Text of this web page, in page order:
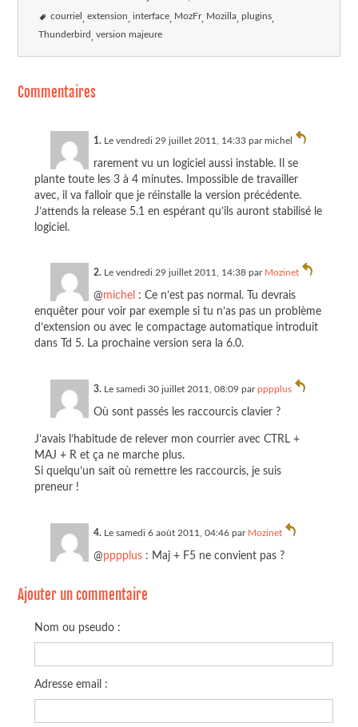
courriel extension interface MozFr Mozilla plugins
Thunderbird version majeure
Commentaires
1.Le vendredi 29 juillet 2011, 14:33 parmichel
rarement vu un logiciel aussi instable. Il se
plante toute les 3 à 4 minutes. Impossible de travailler
avec, il va falloir que je réinstalle la version précédente.
J’attends la release 5.1 en espérant qu’ils auront stabilisé le
logiciel.
2.Le vendredi 29 juillet 2011, 14:38 par Mozinet
@michel : Ce n’est pas normal. Tu devrais
enquêter pour voir par exemple si tu n’as pas un problème
d’extension ou avec le compactage automatique introduit
dans Td 5. La prochaine version sera la 6.0.
3.Le samedi 30 juillet 2011, 08:09 parpppplus
Où sont passés les raccourcis clavier ?
J’avais l’habitude de relever mon courrier avec CTRL +
MAJ + R et ça ne marche plus.
Si quelqu’un sait où remettre les raccourcis, je suis
preneur !
4.Le samedi 6 août 2011, 04:46 par Mozinet
@pppplus: Maj + F5 ne convient pas ?
Ajouter un commentaire
Nom ou pseudo :
Adresse email :